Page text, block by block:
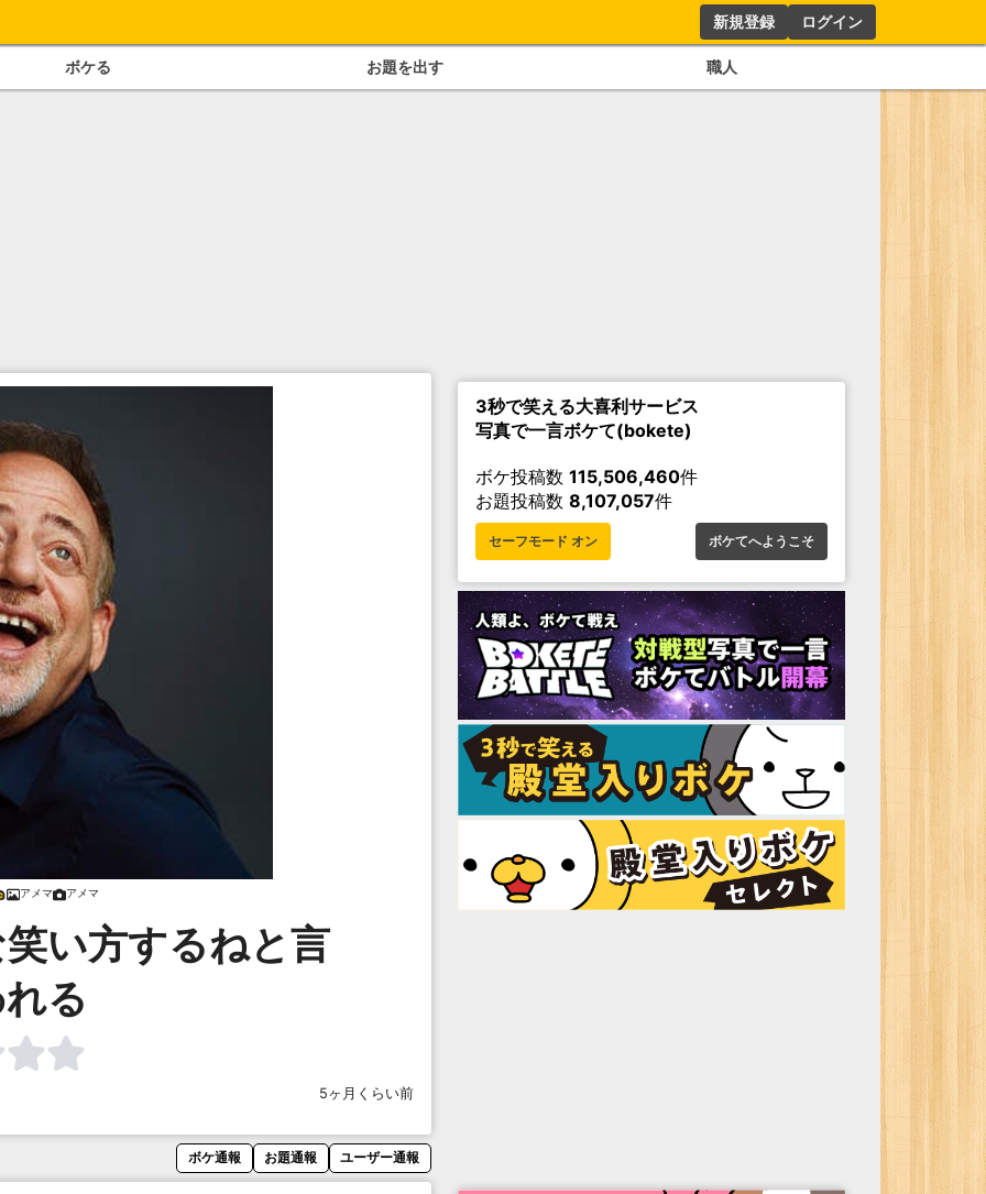
新規登録 ログイン
ボケる お題を出す 職人
アメマ アメマ
い方するねと言
る
5ヶ月くらい前
ボケ通報 お題通報 ユーザー通報
3秒で笑える大喜利サービス
写真で一言ボケて(bokete)
ボケ投稿数 115,506,460件
お題投稿数 8,107,057件
セーフモード オン ボケてへようこそ